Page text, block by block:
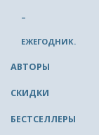
–
ЕЖЕГОДНИК.
АВТОРЫ
СКИДКИ
БЕСТСЕЛЛЕРЫ